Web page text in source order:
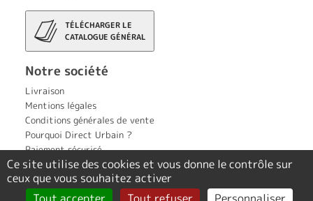
TÉLÉCHARGER LE
CATALOGUE GÉNÉRAL
Notre société
Livraison
Mentions légales
Conditions générales de vente
Pourquoi Direct Urbain ?
Paiement sécurisé
Contact
Politique de confidentialité
Ce site utilise des cookies et vous donne le contrôle sur
ceux que vous souhaitez activer